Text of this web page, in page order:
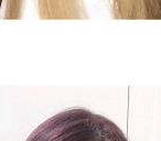
viện thẩm mỹ NANA